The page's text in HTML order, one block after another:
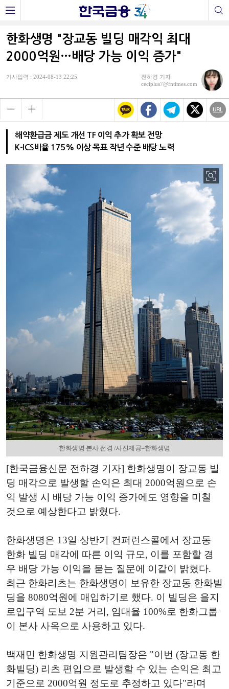
한화생명 "장교동 빌딩 매각익 최대
2000억원…배당 가능 이익 증가"
기사입력 : 2024-08-13 22:25
전하경 기자
ceciplus7@fntimes.com
해약환급금 제도 개선 TF 이익 추가 확보 전망
K-ICS비율 175% 이상 목표 작년 수준 배당 노력
한화생명 본사 전경./사진제공=한화생명
[한국금융신문 전하경 기자] 한화생명이 장교동 빌
딩 매각으로 발생할 손익은 최대 2000억원으로 손
익 발생 시 배당 가능 이익 증가에도 영향을 미칠
것으로 예상한다고 밝혔다.
한화생명은 13일 상반기 컨퍼런스콜에서 장교동
한화 빌딩 매각에 따른 이익 규모, 이를 포함할 경
우 배당 가능 이익을 묻는 질문에 이같이 밝혔다.
최근 한화리츠는 한화생명이 보유한 장교동 한화빌
딩을 8080억원에 매입하기로 했다. 이 빌딩은 을지
로입구역 도보 2분 거리, 임대율 100%로 한화그룹
이 본사 사옥으로 사용하고 있다.
백재민 한화생명 지원관리팀장은 "이번 (장교동 한
화빌딩) 리츠 편입으로 발생할 수 있는 손익은 최고
기준으로 2000억원 정도로 추정하고 있다"라며